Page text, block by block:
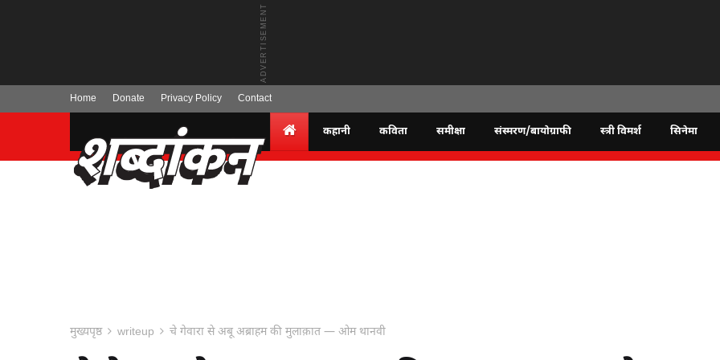
Home Donate Privacy Policy Contact
कहानी कविता समीक्षा संस्मरण/बायोग्राफी स्त्री विमर्श सिनेमा
मुख्यपृष्ठ writeup चे गेवारा से अबू अब्राहम की मुलाक़ात — ओम थानवी